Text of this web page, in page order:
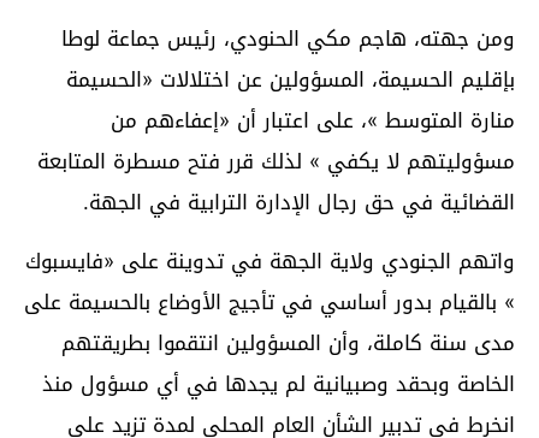
ومن جهته، هاجم مكي الحنودي، رئيس جماعة لوطا
بإقليم الحسيمة، المسؤولين عن اختلالات «الحسيمة
منارة المتوسط »، على اعتبار أن «إعفاءهم من
مسؤوليتهم لا يكفي » لذلك قرر فتح مسطرة المتابعة
القضائية في حق رجال الإدارة الترابية في الجهة.
واتهم الجنودي ولاية الجهة في تدوينة على «فايسبوك
» بالقيام بدور أساسي في تأجيج الأوضاع بالحسيمة على
مدى سنة كاملة، وأن المسؤولين انتقموا بطريقتهم
الخاصة وبحقد وصبيانية لم يجدها في أي مسؤول منذ
انخرط في تدبير الشأن العام المحلي لمدة تزيد على